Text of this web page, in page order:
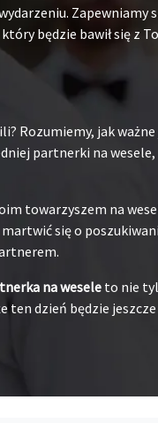
Zapewniamy
będzie bawił się z
Rozumiemy, jak
partnerki na wesele,
towarzyszem na
się o
na weseleto nie
dzień będzie